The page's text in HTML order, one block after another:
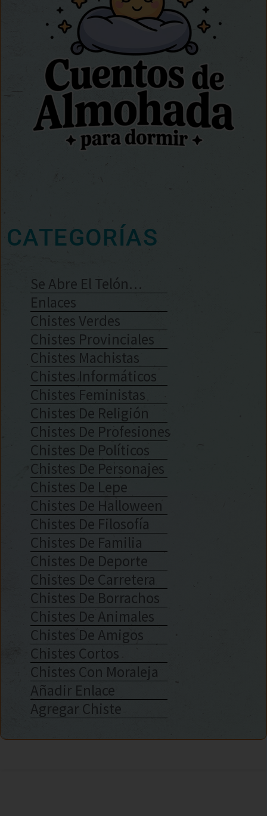
CATEGORÍAS
Se Abre El Telón…
Enlaces
Chistes Verdes
Chistes Provinciales
Chistes Machistas
Chistes Informáticos
Chistes Feministas
Chistes De Religión
Chistes De Profesiones
Chistes De Políticos
Chistes De Personajes
Chistes De Lepe
Chistes De Halloween
Chistes De Filosofía
Chistes De Familia
Chistes De Deporte
Chistes De Carretera
Chistes De Borrachos
Chistes De Animales
Chistes De Amigos
Chistes Cortos
Chistes Con Moraleja
Añadir Enlace
Agregar Chiste